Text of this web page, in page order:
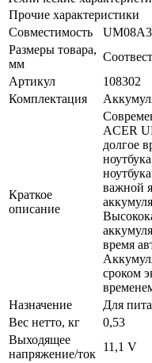
Прочие характеристики
Совместимость
Размеры товара,
мм
Артикул
108302
Комплектация
Краткое
описание
ACER
долгое
важной
время
сроком
Назначение
Для
Вес нетто, кг
0,53
Выходящее
напряжение/ток
11,1 V